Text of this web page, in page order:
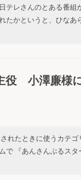
レさんのとある番組
たかというと、ひなあ
役 小澤廉様
れたときに使うカテ
で 『あんさんぶるス